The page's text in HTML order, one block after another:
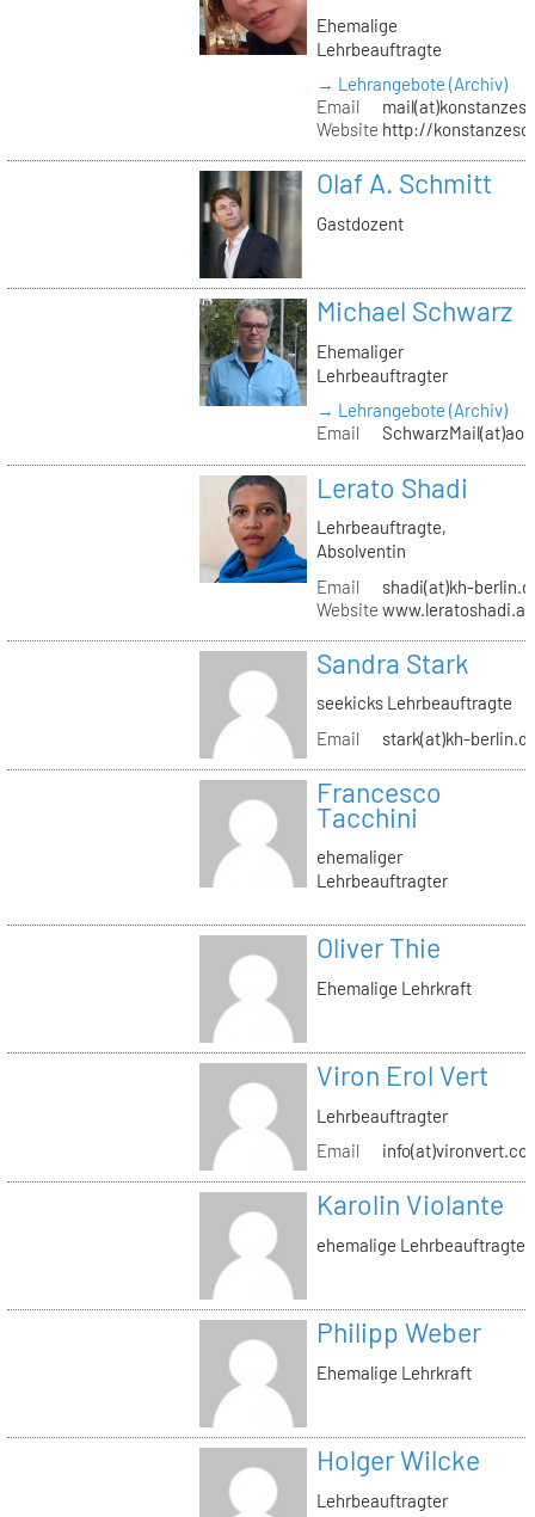
Ehemalige
Lehrbeauftragte
→ Lehrangebote (Archiv)
Email
Website http://
Olaf A. Schmitt
Gastdozent
Michael Schwarz
Ehemaliger
Lehrbeauftragter
→ Lehrangebote (Archiv)
Email
Lerato Shadi
Lehrbeauftragte,
Absolventin
Email
shadi(at)kh-
Website
Sandra Stark
seekicks Lehrbeauftragte
Email
stark(at)kh-
Francesco
Tacchini
ehemaliger
Lehrbeauftragter
Oliver Thie
Ehemalige Lehrkraft
Viron Erol Vert
Lehrbeauftragter
Email
Karolin Violante
ehemalige Lehrbeauftragte
Philipp Weber
Ehemalige Lehrkraft
Holger Wilcke
Lehrbeauftragter